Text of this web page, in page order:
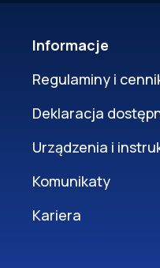
Informacje
Regulaminy i
Deklaracja
Urządzenia i
Komunikaty
Kariera